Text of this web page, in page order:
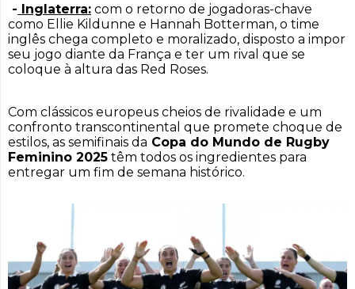
- Inglaterra: com o retorno de jogadoras-chave
como Ellie Kildunne e Hannah Botterman, o time
inglês chega completo e moralizado, disposto a impor
seu jogo diante da França e ter um rival que se
coloque à altura das Red Roses.
Com clássicos europeus cheios de rivalidade e um
confronto transcontinental que promete choque de
estilos, as semifinais da Copa do Mundo de Rugby
Feminino 2025 têm todos os ingredientes para
entregar um fim de semana histórico.